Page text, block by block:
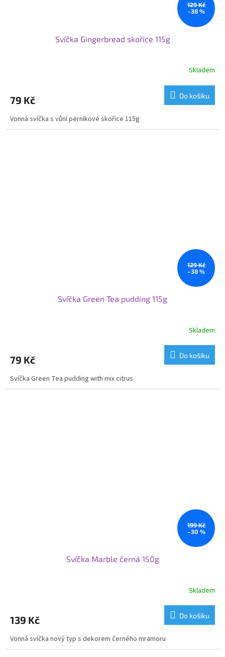
129 Kč
–38 %
Svíčka Gingerbread skořice 115g
Skladem
79 Kč Do košíku
Vonná svíčka s vůní perníkové skořice 115g
129 Kč
–38 %
Svíčka Green Tea pudding 115g
Skladem
79 Kč Do košíku
Svíčka Green Tea pudding with mix citrus
199 Kč
–30 %
Svíčka Marble černá 150g
Skladem
139 Kč Do košíku
Vonná svíčka nový typ s dekorem černého mramoru